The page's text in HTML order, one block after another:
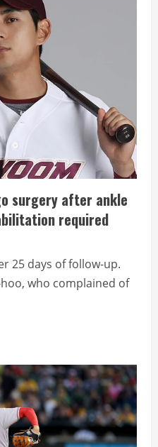
surgery after ankle
required
25 days of follow-up.
hoo, who complained of